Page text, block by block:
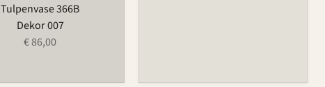
Tulpenvase 366B
Dekor 007
€ 86,00